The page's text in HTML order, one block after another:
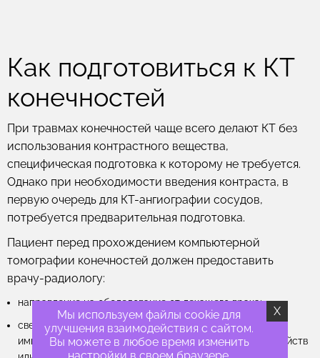
Как подготовиться к КТ
конечностей
При травмах конечностей чаще всего делают КТ без
использования контрастного вещества,
специфическая подготовка к которому не требуется.
Однако при необходимости введения контраста, в
первую очередь для КТ-ангиографии сосудов,
потребуется предварительная подготовка.
Пациент перед прохождением компьютерной
томографии конечностей должен предоставить
врачу-радиологу:
направление на обследование от лечащего врача;
сведения о наличии в организме металлических
имплантатов, кардиостимуляторов, медицинских устройств
Мы используем файлы cookie для
улучшения взаимодействия с сайтом.
Вы можете в любое время изменить
настройки в своем браузере.
X